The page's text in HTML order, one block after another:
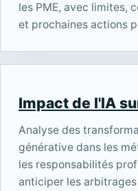
les PME, avec limites,
et prochaines actions
Impact de l'IA
Analyse des
générative dans les
les responsabilités
anticiper les